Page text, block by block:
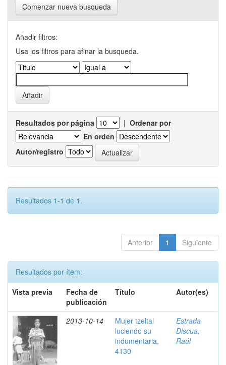
Comenzar nueva busqueda
Añadir filtros:
Usa los filtros para afinar la busqueda.
Resultados por página | Ordenar por
En orden
Autor/registro
Resultados 1-1 de 1.
Anterior 1 Siguiente
Resultados por ítem:
Vista previa
Fecha de
publicación
Título Autor(es)
2013-10-14
Mujer tzeltal
luciendo su
indumentaria,
4130
Estrada
Discua,
Raúl